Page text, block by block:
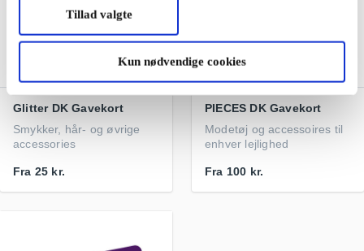
Tillad valgte
Kun nødvendige cookies
Glitter DK Gavekort
Smykker, hår- og øvrige
accessories
Fra 25 kr.
PIECES DK Gavekort
Modetøj og accessoires til
enhver lejlighed
Fra 100 kr.